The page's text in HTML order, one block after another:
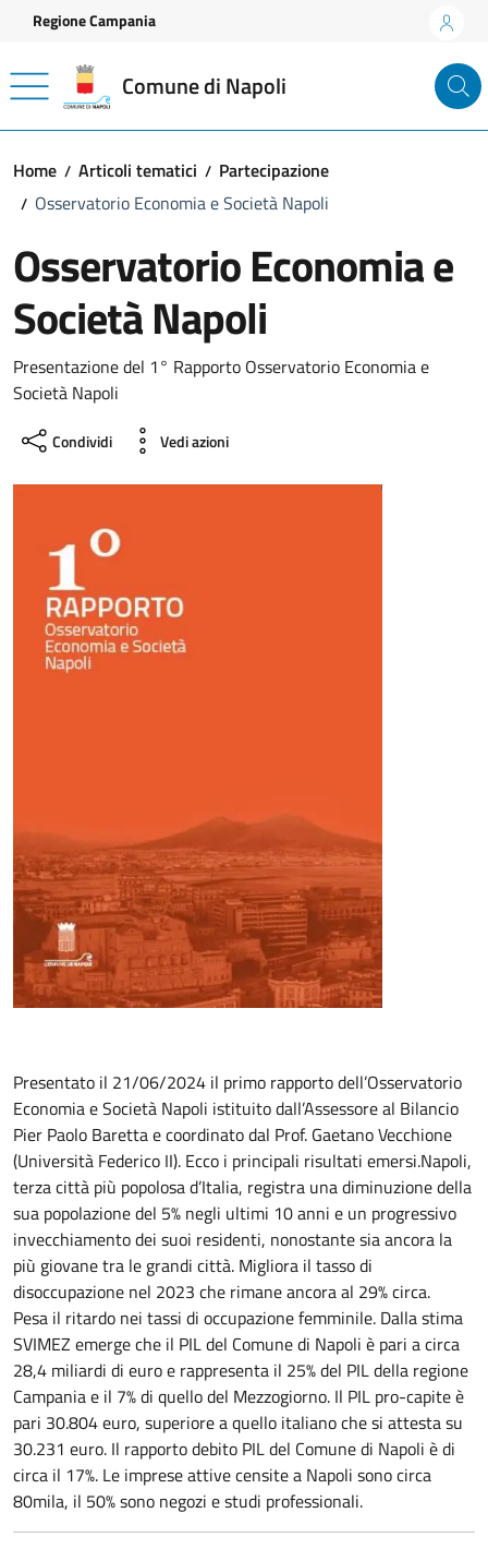
Vai ai contenuti
Vai al footer
Regione Campania
Comune di Napoli
Home Articoli tematici
Partecipazione
Osservatorio Economia e Società Napoli
Osservatorio Economia e
Società Napoli
Presentazione del 1° Rapporto Osservatorio Economia e
Società Napoli
Condividi Vedi azioni
Presentato il 21/06/2024 il primo rapporto dell’Osservatorio
Economia e Società Napoli istituito dall’Assessore al Bilancio
Pier Paolo Baretta e coordinato dal Prof. Gaetano Vecchione
(Università Federico II). Ecco i principali risultati emersi.Napoli,
terza città più popolosa d’Italia, registra una diminuzione della
sua popolazione del 5% negli ultimi 10 anni e un progressivo
invecchiamento dei suoi residenti, nonostante sia ancora la
più giovane tra le grandi città. Migliora il tasso di
disoccupazione nel 2023 che rimane ancora al 29% circa.
Pesa il ritardo nei tassi di occupazione femminile. Dalla stima
SVIMEZ emerge che il PIL del Comune di Napoli è pari a circa
28,4 miliardi di euro e rappresenta il 25% del PIL della regione
Campania e il 7% di quello del Mezzogiorno. Il PIL pro-capite è
pari 30.804 euro, superiore a quello italiano che si attesta su
30.231 euro. Il rapporto debito PIL del Comune di Napoli è di
circa il 17%. Le imprese attive censite a Napoli sono circa
80mila, il 50% sono negozi e studi professionali.